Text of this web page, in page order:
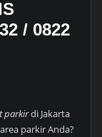
/ 0822
parkirdi Jakarta
parkir Anda?